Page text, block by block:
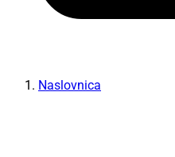
Naslovnica